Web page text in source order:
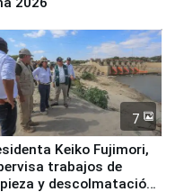
7
Keiko Fujimori,
trabajos de
y descolmatación